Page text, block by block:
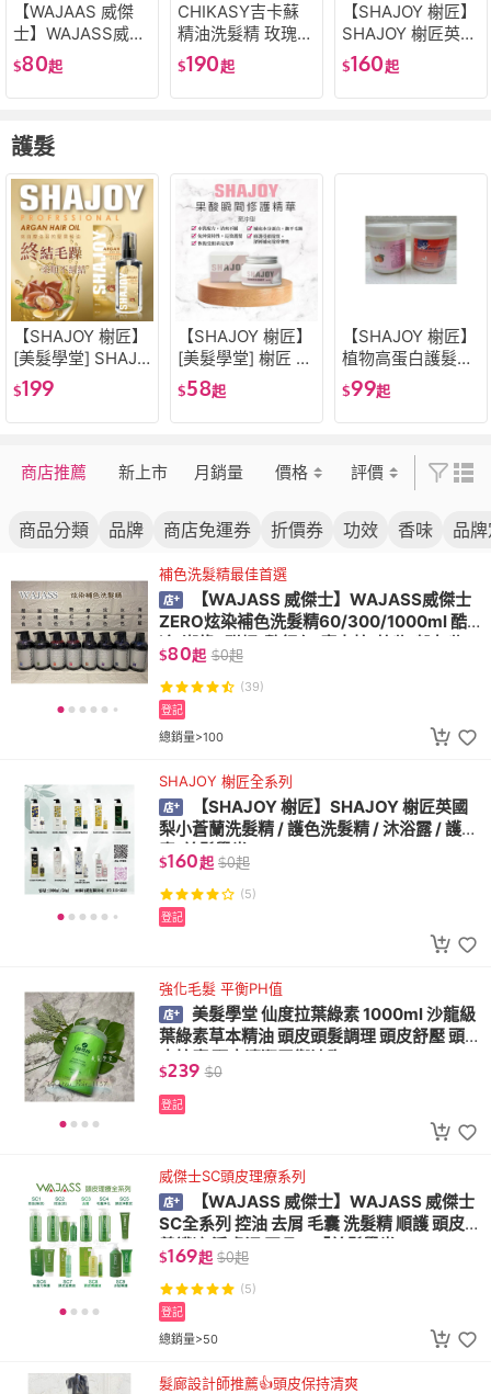
【WAJAAS 威傑
士】WAJASS威傑
士 ZERO炫染補色
洗髮精60/300/100
0ml 酷冷/潮綠 /甜
炫紫/粉灰紫
$80起
CHIKASY吉卡蘇
精油洗髮精 玫瑰/
葡萄柚/薰衣草/萊
姆 深層淨化/油性
髮質/染燙
$190起
【SHAJOY 榭匠】
SHAJOY 榭匠英國
梨小蒼蘭洗髮精 /
護色洗髮精 / 沐浴
露 / 護髮素[美髮學
$160起
護髮
【SHAJOY 榭匠】
[美髮學堂] SHAJO
Y 榭匠 摩洛哥堅果
油 新包裝 80ml 15
ml
$199
【SHAJOY 榭匠】
[美髮學堂] 榭匠 S
HAJOY 果酸瞬間
修護精華 免沖洗 1
20ml 燙染可添加
$58起
【SHAJOY 榭匠】
植物高蛋白護髮霜
花香／水蜜桃／清
香/沁香(1000ml)大
髮油 正常髮 受損
補充養分
$99起
商店推薦 新上市 月銷量 價格 評價
商品分類 品牌 商店免運券 折價券 功效 香味 品
補色洗髮精最佳首選
【WAJASS 威傑士】WAJASS威傑士
ZERO炫染補色洗髮精60/300/1000ml 酷
冷/潮綠 /甜橘/艷紅色/摩卡棕/炫紫/粉灰紫
$80起 $0起
(39)
總銷量>100
登記
SHAJOY 榭匠全系列
【SHAJOY 榭匠】SHAJOY 榭匠英國
梨小蒼蘭洗髮精 / 護色洗髮精 / 沐浴露 / 護髮
素[美髮學堂]
$160起 $0起
(5)
登記
強化毛髮 平衡PH值
美髮學堂 仙度拉葉綠素 1000ml 沙龍級
葉綠素草本精油 頭皮頭髮調理 頭皮舒壓 頭
$239 $0
登記
威傑士SC頭皮理療系列
【WAJASS 威傑士】WAJASS 威傑士
SC全系列 控油 去屑 毛囊 洗髮精 順護 頭皮
養護液 淨膚泥 正品💯「美髮學堂」
$169起 $0起
(5)
總銷量>50
登記
髮廊設計師推薦👍頭皮保持清爽